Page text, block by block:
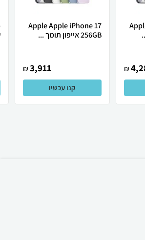
₪
Apple Apple iPhone 17
256GB אייפון תומך ...
3,911
₪
קנו עכשיו